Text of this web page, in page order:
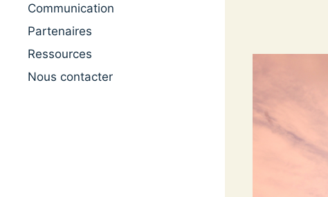
Communication
Partenaires
Ressources
Nous contacter